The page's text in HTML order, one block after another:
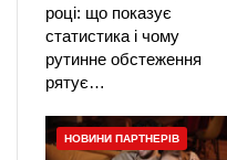
році: що показує
статистика і чому
рутинне обстеження
рятує…
НОВИНИ ПАРТНЕРІВ